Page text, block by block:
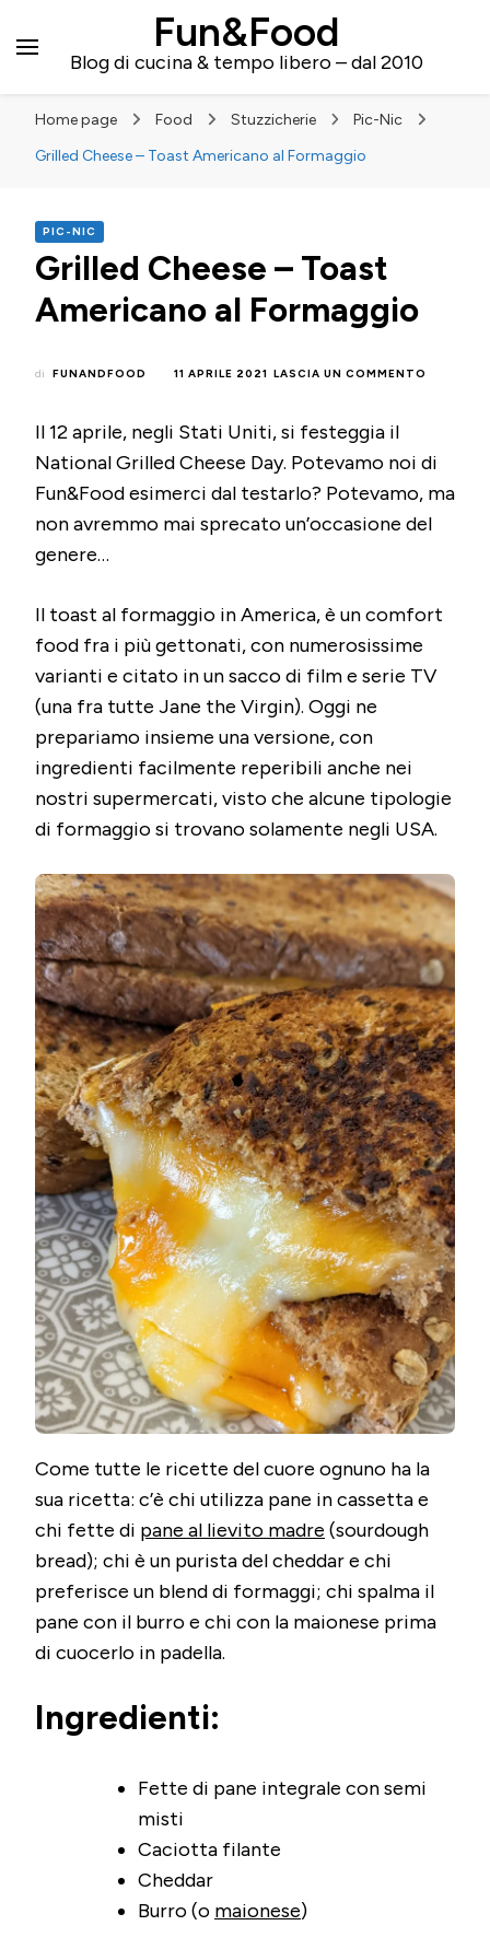
Fun&Food
Blog di cucina & tempo libero – dal 2010
Home page Food Stuzzicherie
Pic-Nic
Grilled Cheese – Toast Americano al Formaggio
PIC-NIC
Grilled Cheese – Toast
Americano al Formaggio
di FUNANDFOOD 11 APRILE 2021 LASCIA UN COMMENTO
AL
Il 12 aprile, negli Stati Uniti, si festeggia il
National Grilled Cheese Day. Potevamo noi di
Fun&Food esimerci dal testarlo? Potevamo, ma
non avremmo mai sprecato un’occasione del
genere…
Il toast al formaggio in America, è un comfort
food fra i più gettonati, con numerosissime
varianti e citato in un sacco di film e serie TV
(una fra tutte Jane the Virgin). Oggi ne
prepariamo insieme una versione, con
ingredienti facilmente reperibili anche nei
nostri supermercati, visto che alcune tipologie
di formaggio si trovano solamente negli USA.
Come tutte le ricette del cuore ognuno ha la
sua ricetta: c’è chi utilizza pane in cassetta e
chi fette di pane al lievito madre (sourdough
bread); chi è un purista del cheddar e chi
preferisce un blend di formaggi; chi spalma il
pane con il burro e chi con la maionese prima
di cuocerlo in padella.
Ingredienti:
Fette di pane integrale con semi
misti
Caciotta filante
Cheddar
Burro (o maionese)